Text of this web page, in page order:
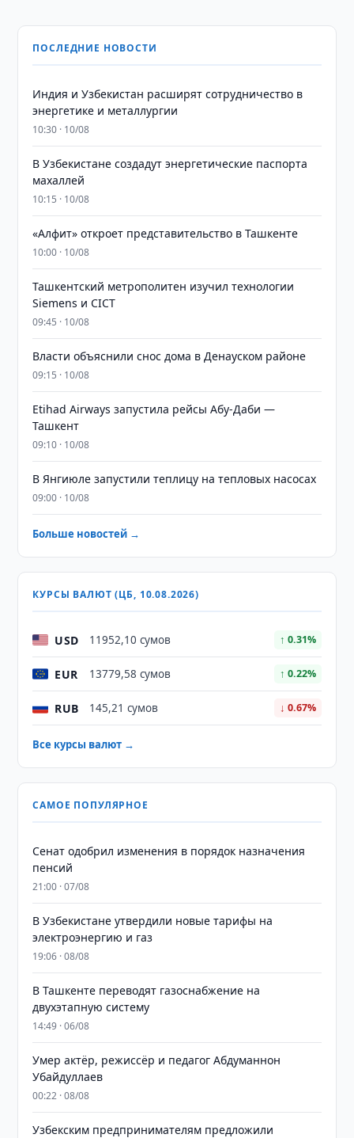
ПОСЛЕДНИЕ НОВОСТИ
Индия и Узбекистан расширят сотрудничество в
энергетике и металлургии
10:30 · 10/08
В Узбекистане создадут энергетические паспорта
махаллей
10:15 · 10/08
«Алфит» откроет представительство в Ташкенте
10:00 · 10/08
Ташкентский метрополитен изучил технологии
Siemens и CICT
09:45 · 10/08
Власти объяснили снос дома в Денауском районе
09:15 · 10/08
Etihad Airways запустила рейсы Абу-Даби —
Ташкент
09:10 · 10/08
В Янгиюле запустили теплицу на тепловых насосах
09:00 · 10/08
Больше новостей →
КУРСЫ ВАЛЮТ (ЦБ, 10.08.2026)
USD 11952,10 сумов ↑ 0.31%
EUR 13779,58 сумов ↑ 0.22%
RUB 145,21 сумов ↓ 0.67%
Все курсы валют →
САМОЕ ПОПУЛЯРНОЕ
Сенат одобрил изменения в порядок назначения
пенсий
21:00 · 07/08
В Узбекистане утвердили новые тарифы на
электроэнергию и газ
19:06 · 08/08
В Ташкенте переводят газоснабжение на
двухэтапную систему
14:49 · 06/08
Умер актёр, режиссёр и педагог Абдуманнон
Убайдуллаев
00:22 · 08/08
Узбекским предпринимателям предложили